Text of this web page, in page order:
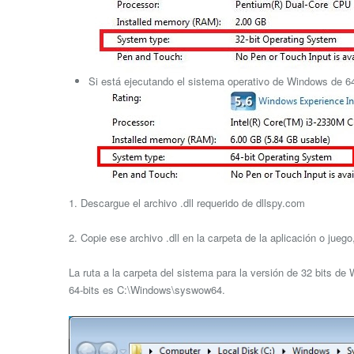
Si está ejecutando el sistema operativo de Windows de
1. Descargue el archivo .dll requerido de dllspy.com
2. Copie ese archivo .dll en la carpeta de la aplicación o
La ruta a la carpeta del sistema para la versión de 32 bits
64-bits es C:\Windows\syswow64.